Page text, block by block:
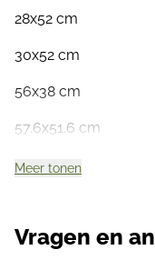
Vragen en
28x52 cm
30x52 cm
56x38 cm
57.6x51.6 cm
Meer tonen